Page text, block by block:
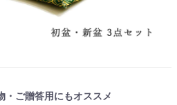
・ご贈答用にもオススメ